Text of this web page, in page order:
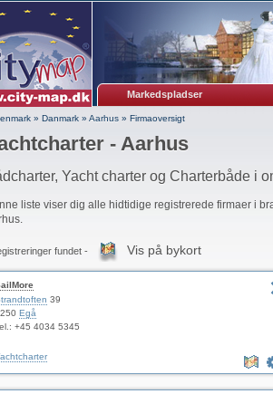
Markedspladser
» Danmark» Aarhus» Firmaoversigt
- Aarhus
Yacht charter og Charterbåde i
liste viser dig alle hidtidige registrerede firmaer i
fundet - Vis på bykort
39
Egå
+45 4034 5345